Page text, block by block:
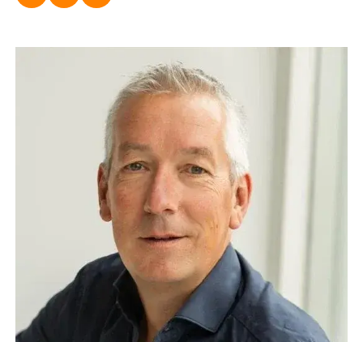
Roland Slot
r.slot@dugardijn.nl
www.linkedin.com/in/roland-slot-08704020/